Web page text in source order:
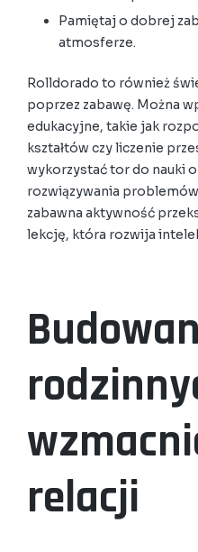
Pamiętaj o dobrej
atmosferze.
Rolldorado to również
poprzez zabawę. Można
edukacyjne, takie jak
kształtów czy liczenie
wykorzystać tor do nauki
rozwiązywania
zabawna aktywność
lekcję, która rozwija
relacji